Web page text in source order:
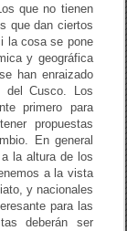
que no tienen
que dan ciertos
la cosa se pone
y geográfica
han enraizado
del Cusco. Los
primero para
propuestas
En general
la altura de los
a la vista
y nacionales
para las
deberán ser